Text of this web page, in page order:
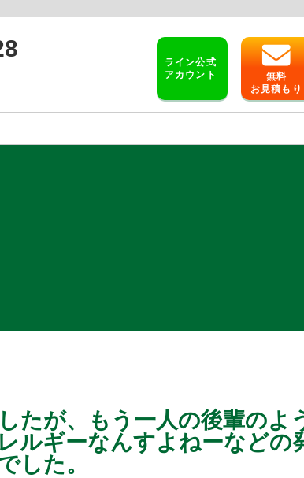
ライン公式
アカウント
無料
お見積もり
が、もう一人の後輩のよ
ルギーなんすよねーなどの
した。